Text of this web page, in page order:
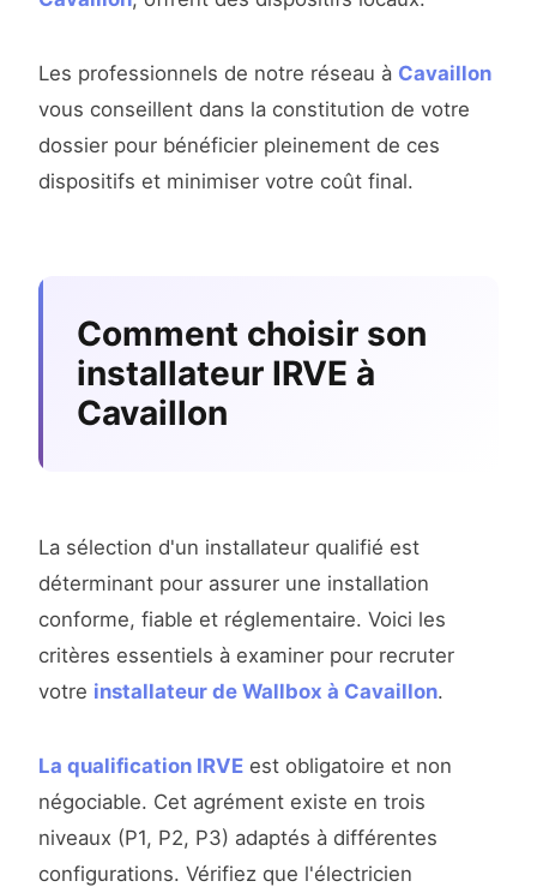
Les professionnels de notre réseau à Cavaillon
vous conseillent dans la constitution de votre
dossier pour bénéficier pleinement de ces
dispositifs et minimiser votre coût final.
Comment choisir son
installateur IRVE à
Cavaillon
La sélection d'un installateur qualifié est
déterminant pour assurer une installation
conforme, fiable et réglementaire. Voici les
critères essentiels à examiner pour recruter
votre installateur de Wallbox à Cavaillon.
La qualification IRVE est obligatoire et non
négociable. Cet agrément existe en trois
niveaux (P1, P2, P3) adaptés à différentes
configurations. Vérifiez que l'électricien